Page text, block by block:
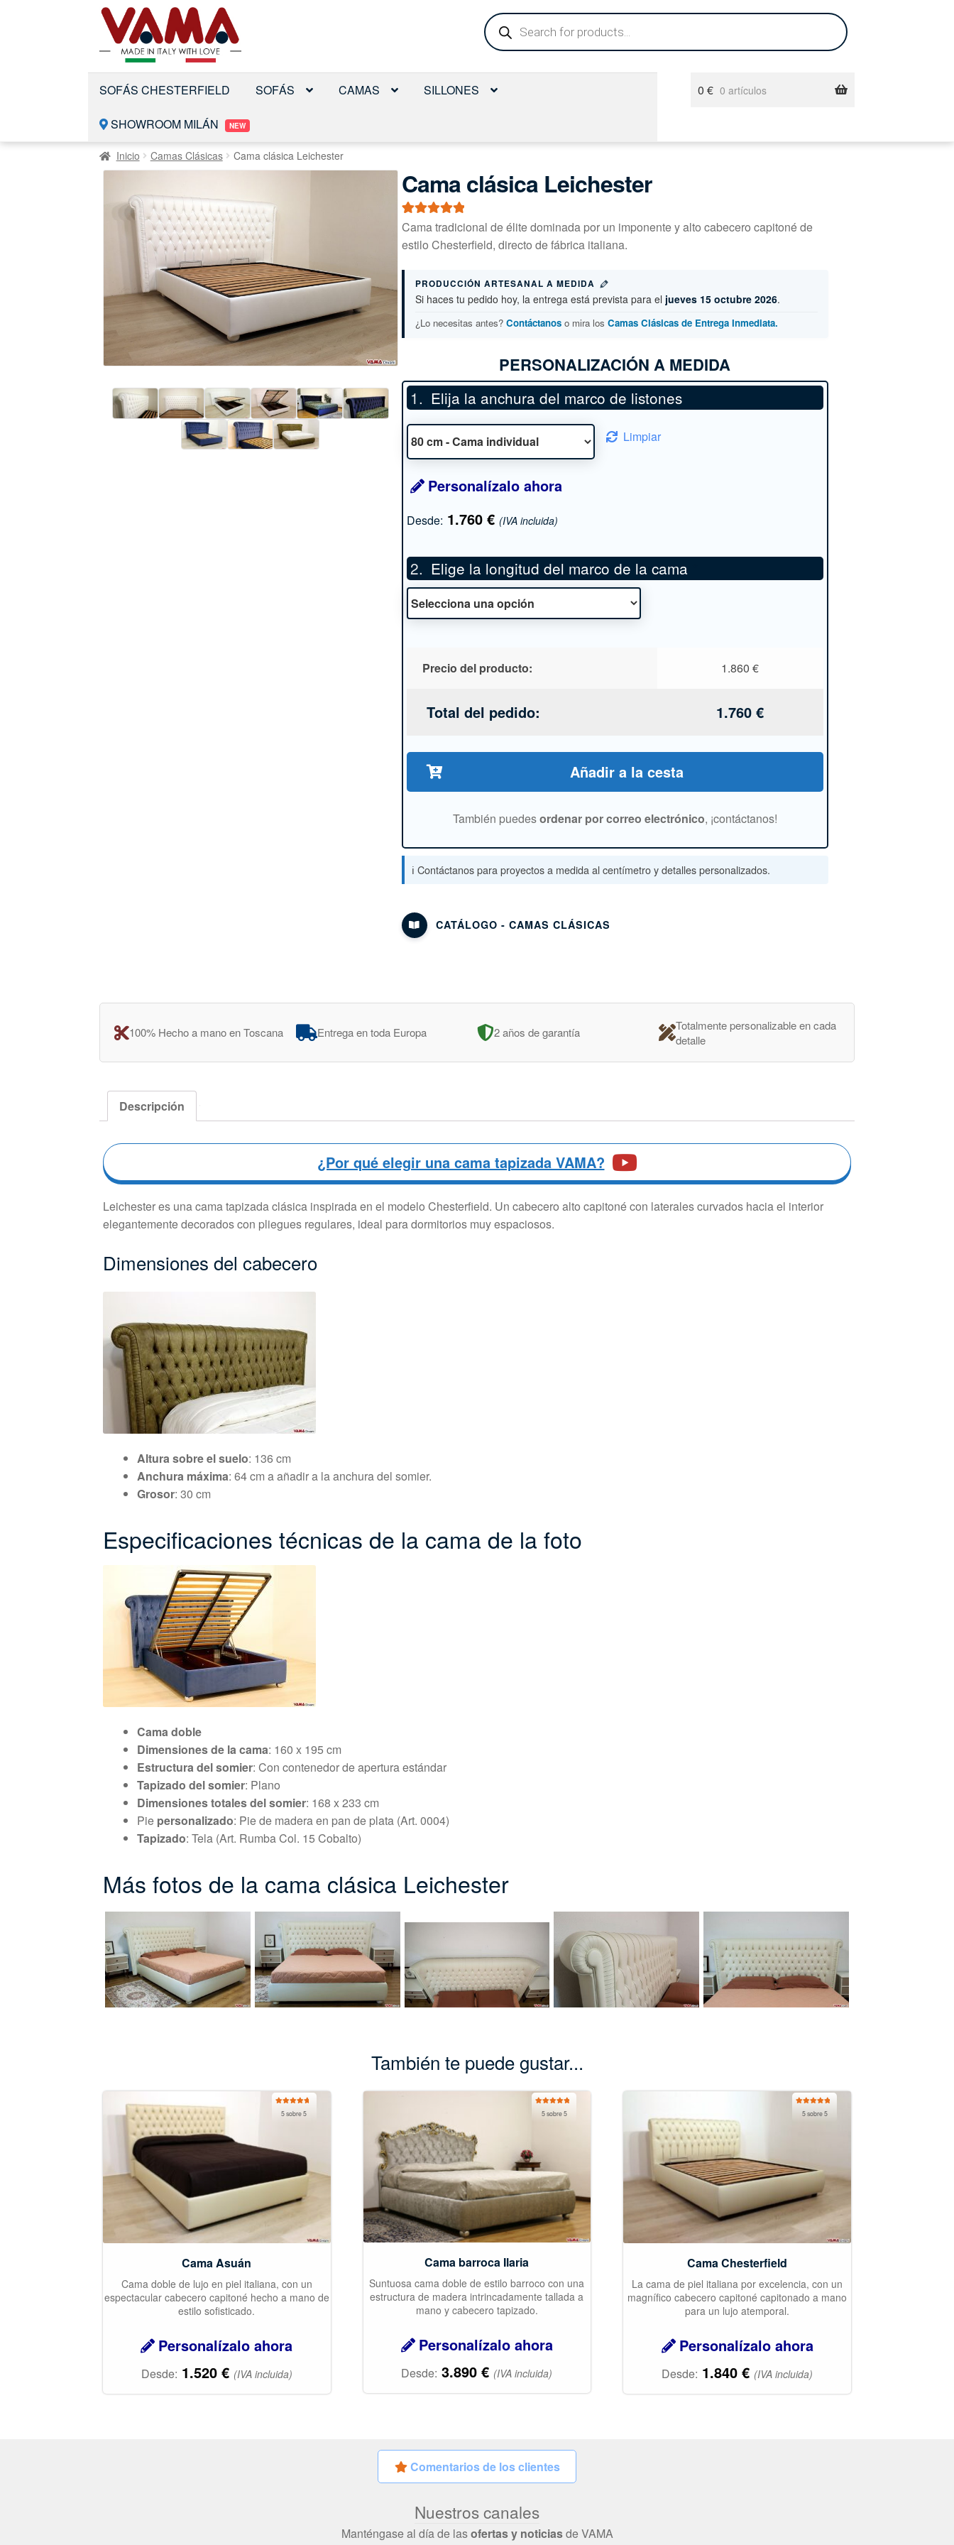
Saltar
la
navegación
Ir
al
contenido
Búsqueda
de
productos
SOFÁS CHESTERFIELD SOFÁS CAMAS SILLONES
SHOWROOM MILÁN NEW
0 € 0 artículos
Inicio Camas Clásicas Cama clásica Leichester
Cama clásica Leichester
Valorado con
5.00de 5 en
1
un cliente
Cama tradicional de élite dominada por un imponente y alto cabecero capitoné de
estilo Chesterfield, directo de fábrica italiana.
PRODUCCIÓN ARTESANAL A MEDIDA
Si haces tu pedido hoy, la entrega está prevista para el jueves 15 octubre 2026.
¿Lo necesitas antes? Contáctanoso mira los Camas Clásicas de Entrega Inmediata.
PERSONALIZACIÓN A MEDIDA
Elija la anchura del marco de listones
Limpiar
Personalízalo ahora
Desde: 1.760 € (IVA incluida)
Elige la longitud del marco de la cama
Precio del producto: 1.860€
Total del pedido: 1.760€
Añadir a la cesta
También puedesordenar por correo electrónico, ¡contáctanos!
ℹ️ Contáctanos para proyectos a medida al centímetro y detalles personalizados.
CATÁLOGO - CAMAS CLÁSICAS
100% Hecho a mano en Toscana Entrega en toda Europa 2 años de garantía
Totalmente personalizable en cada
detalle
Descripción
¿Por qué elegir una cama tapizada VAMA?
Leichester es una cama tapizada clásica inspirada en el modelo Chesterfield. Un cabecero alto capitoné con laterales curvados hacia el interior
elegantemente decorados con pliegues regulares, ideal para dormitorios muy espaciosos.
Dimensiones del cabecero
Altura sobre el suelo: 136 cm
Anchura máxima: 64 cm a añadir a la anchura del somier.
Grosor: 30 cm
Especificaciones técnicas de la cama de la foto
Cama doble
Dimensiones de la cama: 160 x 195 cm
Estructura del somier: Con contenedor de apertura estándar
Tapizado del somier: Plano
Dimensiones totales del somier: 168 x 233 cm
Pie personalizado: Pie de madera en pan de plata (Art. 0004)
Tapizado: Tela (Art. Rumba Col. 15 Cobalto)
Más fotos de la cama clásica Leichester
También te puede gustar...
5 sobre 5
Cama Asuán
Cama doble de lujo en piel italiana, con un
espectacular cabecero capitoné hecho a mano de
estilo sofisticado.
Personalízalo ahora
Desde: 1.520 € (IVA incluida)
5 sobre 5
Cama barroca Ilaria
Suntuosa cama doble de estilo barroco con una
estructura de madera intrincadamente tallada a
mano y cabecero tapizado.
Personalízalo ahora
Desde: 3.890€ (IVA incluida)
5 sobre 5
Cama Chesterfield
La cama de piel italiana por excelencia, con un
magnífico cabecero capitoné capitonado a mano
para un lujo atemporal.
Personalízalo ahora
Desde: 1.840€ (IVA incluida)
Comentarios de los clientes
Nuestros canales
Manténgase al día de lasofertas y noticiasde VAMA